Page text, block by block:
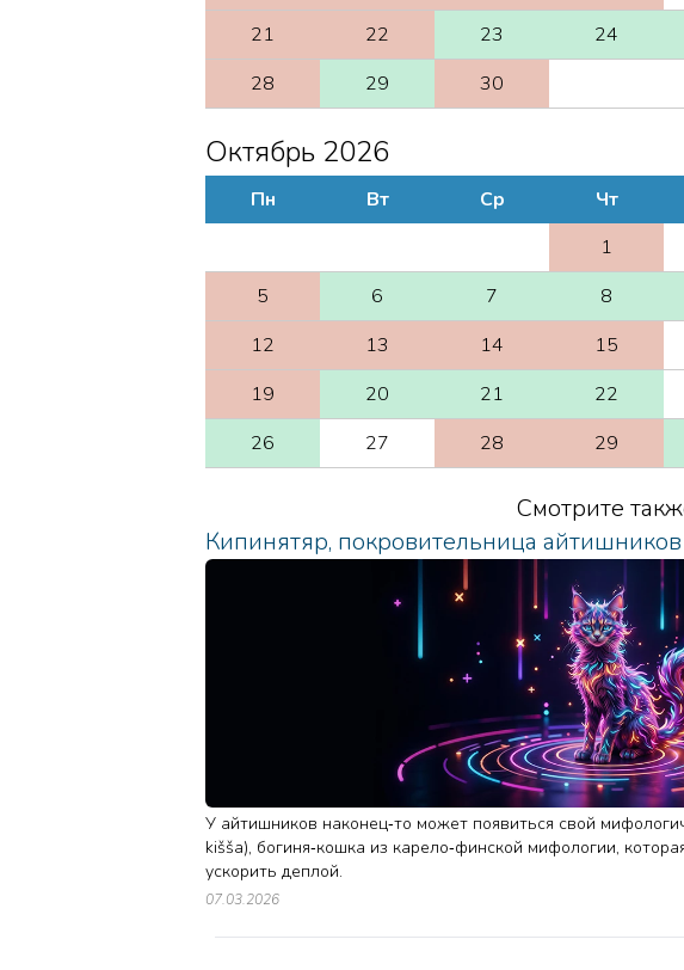
21
22 23 24
28
29 30
Октябрь 2026
Пн Вт Ср Чт
1
5
6 7 8
12
13 14 15
19
20 21 22
26
27 28 29
Смотрите
Кипинятяр, покровительница айтишников
У айтишников наконец‑то может появиться свой
kišša), богиня‑кошка из карело‑финской мифологии,
ускорить деплой.
07.03.2026